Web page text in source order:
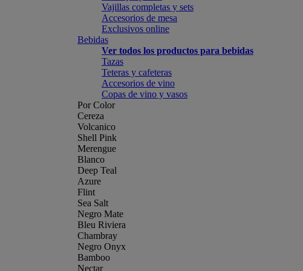
Vajillas completas y sets
Accesorios de mesa
Exclusivos online
Bebidas
Ver todos los productos para bebidas
Tazas
Teteras y cafeteras
Accesorios de vino
Copas de vino y vasos
Por Color
Cereza
Volcanico
Shell Pink
Merengue
Blanco
Deep Teal
Azure
Flint
Sea Salt
Negro Mate
Bleu Riviera
Chambray
Negro Onyx
Bamboo
Nectar